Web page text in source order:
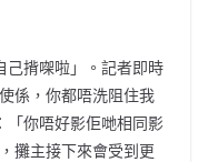
己揹㗎啦」。記者即時
係，你都唔洗阻住我
「你唔好影佢哋相同影
攤主接下來會受到更